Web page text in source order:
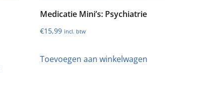
Medicatie Mini’s: Psychiatrie
€15,99 incl. btw
Toevoegen aan winkelwagen